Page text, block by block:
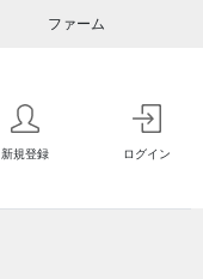
ファーム
新規登録 ログイン